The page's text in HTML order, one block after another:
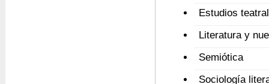
Estudios
Literatura y
Semiótica
Sociología